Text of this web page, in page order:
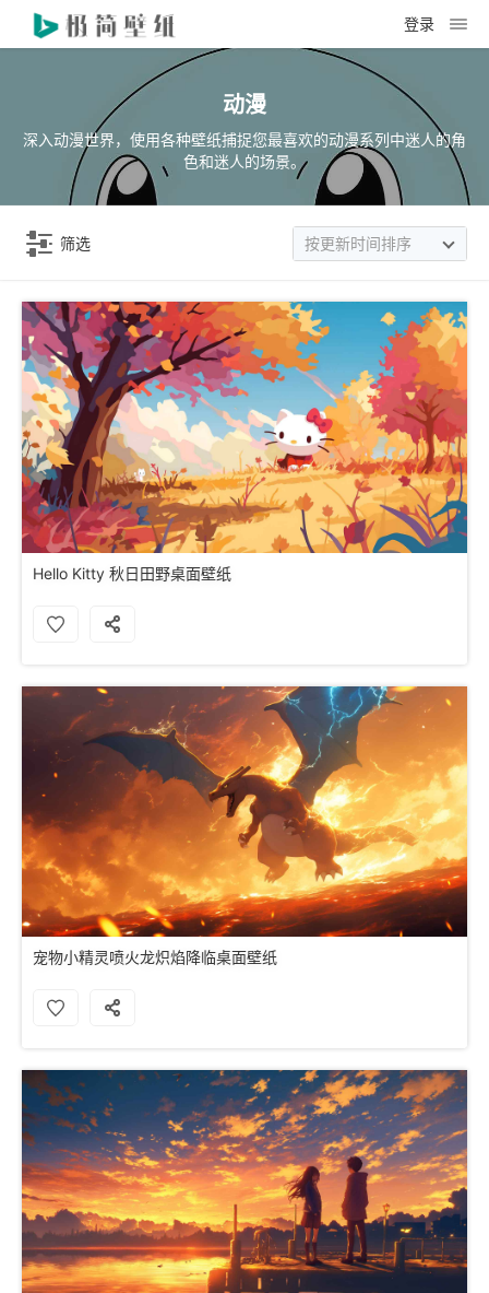
登录
动漫
深入动漫世界，使用各种壁纸捕捉您最喜欢的动漫系列中迷人的角
色和迷人的场景。
筛选 按更新时间排序
Hello Kitty 秋日田野桌面壁纸
宠物小精灵喷火龙炽焰降临桌面壁纸